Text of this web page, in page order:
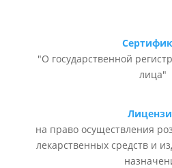
"О государственной
лица"
на право осуществления
лекарственных средств и